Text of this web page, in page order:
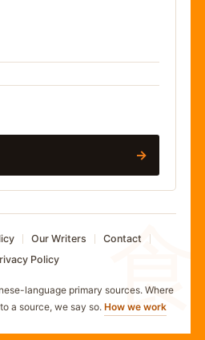
食
→
Our Writers
Contact
Policy
language primary sources. Where
a source, we say so. How we work